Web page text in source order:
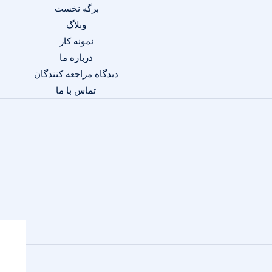
برگه نخست
وبلاگ
نمونه کار
درباره ما
دیدگاه مراجعه کنندگان
تماس با ما